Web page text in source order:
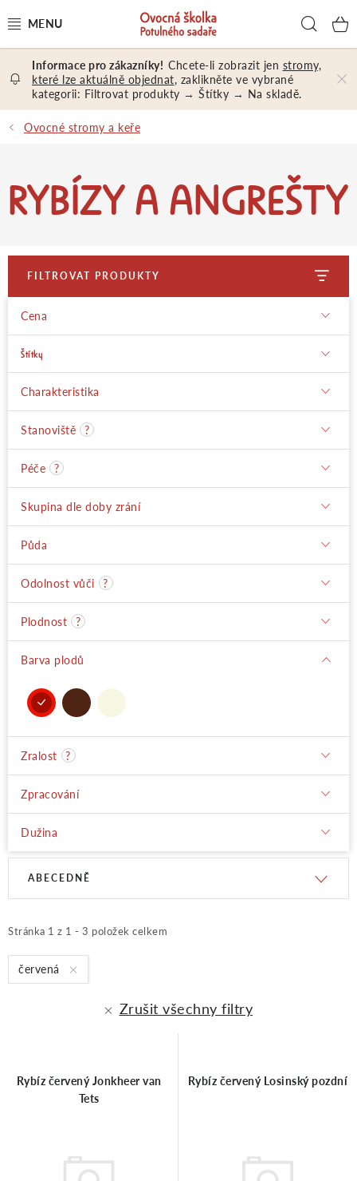
na
OVOCNÉ STROMY A KEŘE
NÁŘADÍ A MATERIÁL
PORADENSTVÍ
PRODEJNA
Kontakt
Moje objednávka
Chcete-li zobrazit jen stromy,
které lze aktuálně objednat, zaklikněte ve vybrané
kategorii: Filtrovat produkty → Štítky → Na skladě.
Ovocné stromy a keře
RYBÍZY A ANGREŠTY
FILTROVAT PRODUKTY
Cena
Štítky
Charakteristika
Stanoviště ?
Péče ?
Skupina dle doby zrání
Půda
Odolnost vůči ?
Plodnost ?
Barva plodů
Zralost ?
Zpracování
Dužina
ý
p
s
Stránka 1 z 1 - 3 položek celkem
a
z
n
ABECEDNĚ
červená
Zrušit všechny filtry
Rybíz červený Jonkheer van
Tets
Rybíz červený Losinský pozdní